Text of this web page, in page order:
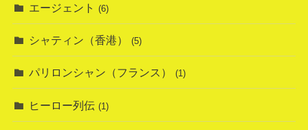
エージェント (6)
シャティン（香港） (5)
パリロンシャン（フランス） (1)
ヒーロー列伝 (1)